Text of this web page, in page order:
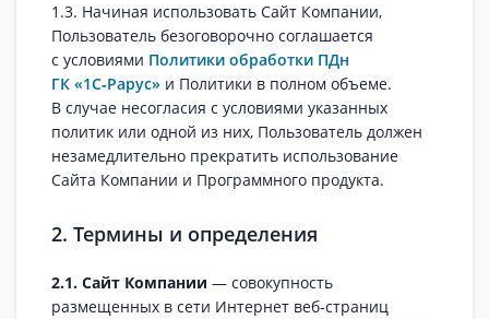
1.3. Начиная использовать Сайт Компании,
Пользователь безоговорочно соглашается
с условиями Политики обработки ПДн
ГК «1С‑Рарус» и Политики в полном объеме.
В случае несогласия с условиями указанных
политик или одной из них, Пользователь должен
незамедлительно прекратить использование
Сайта Компании и Программного продукта.
2. Термины и определения
2.1. Сайт Компании — совокупность
размещенных в сети Интернет веб‑страниц